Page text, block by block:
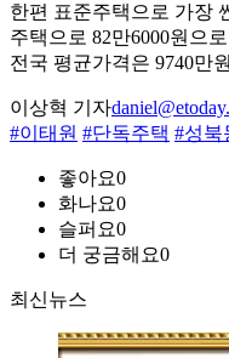
한편 표준주택으로 가장
주택으로 82만6000원으
전국 평균가격은 9740만
이상혁 기자
#이태원 #단독주택 #성북
좋아요0
화나요0
슬퍼요0
더 궁금해요0
최신뉴스